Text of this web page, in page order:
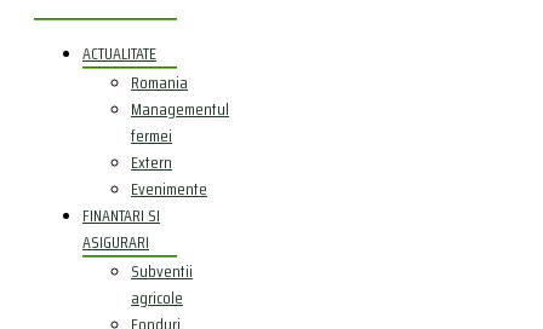
ACTUALITATE
Romania
Managementul
fermei
Extern
Evenimente
FINANTARI SI
ASIGURARI
Subventii
agricole